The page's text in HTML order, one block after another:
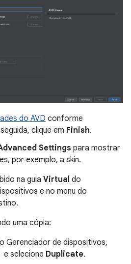
do AVD conforme
clique em Finish.
Settings para mostrar
por exemplo, a skin.
na guia Virtual do
e no menu do
uma cópia:
Gerenciador de dispositivos,
e selecione Duplicate.